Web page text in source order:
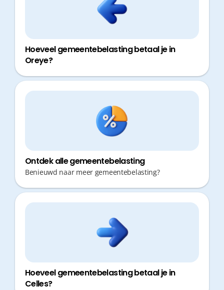
Hoeveel gemeentebelasting betaal je in
Oreye?
Ontdek alle gemeentebelasting
Benieuwd naar meer gemeentebelasting?
Hoeveel gemeentebelasting betaal je in
Celles?